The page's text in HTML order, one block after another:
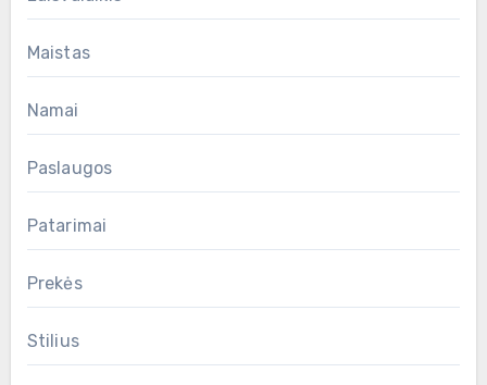
Maistas
Namai
Paslaugos
Patarimai
Prekės
Stilius